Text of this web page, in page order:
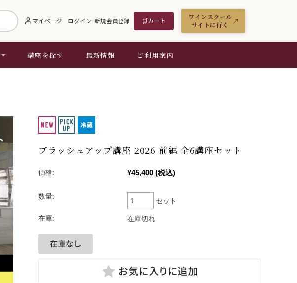
マイページ ログイン/新規会員登録 🛒カート
ワインスクール
サイトに行く
講座を探す 最新情報 ご利用案内
ブラッシュアップ講座 2026 前編 全6講座セット
価格: ¥45,400 (税込)
数量:
セット
在庫: 在庫切れ